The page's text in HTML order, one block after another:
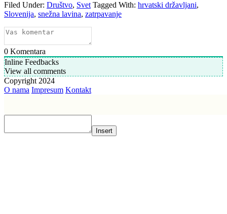
Filed Under: Društvo, Svet Tagged With: hrvatski državljani,
Slovenija, snežna lavina, zatrpavanje
0 Komentara
Inline Feedbacks
View all comments
Copyright 2024
O nama Impresum Kontakt
Insert